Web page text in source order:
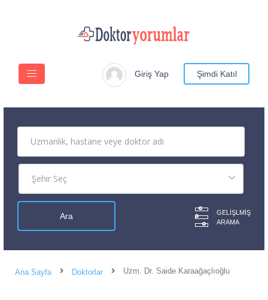
Giriş Yap Şimdi Katıl
GELIŞLMIŞ
ARAMA
Ana Sayfa Doktorlar Uzm. Dr. Saide Karaağaçlıoğlu